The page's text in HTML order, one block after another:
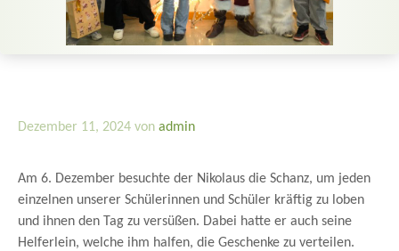
Dezember 11, 2024 von admin
Am 6. Dezember besuchte der Nikolaus die Schanz, um jeden
einzelnen unserer Schülerinnen und Schüler kräftig zu loben
und ihnen den Tag zu versüßen. Dabei hatte er auch seine
Helferlein, welche ihm halfen, die Geschenke zu verteilen.